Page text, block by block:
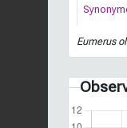
Eumerus